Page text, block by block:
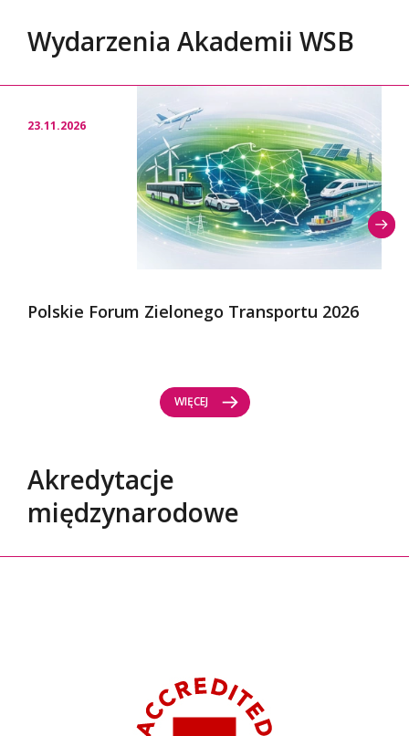
Wydarzenia Akademii WSB
23.11.2026
Polskie Forum Zielonego Transportu 2026
WIĘCEJ
Akredytacje
międzynarodowe